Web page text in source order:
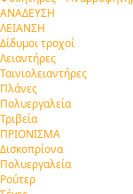
ΑΝΑΔΕΥΣΗ
ΛΕΙΑΝΣΗ
Δίδυμοι τροχοί
Λειαντήρες
Ταινιολειαντήρες
Πλάνες
Πολυεργαλεία
Τριβεία
ΠΡΙΟΝΙΣΜΑ
Δισκοπρίονα
Πολυεργαλεία
Ρούτερ